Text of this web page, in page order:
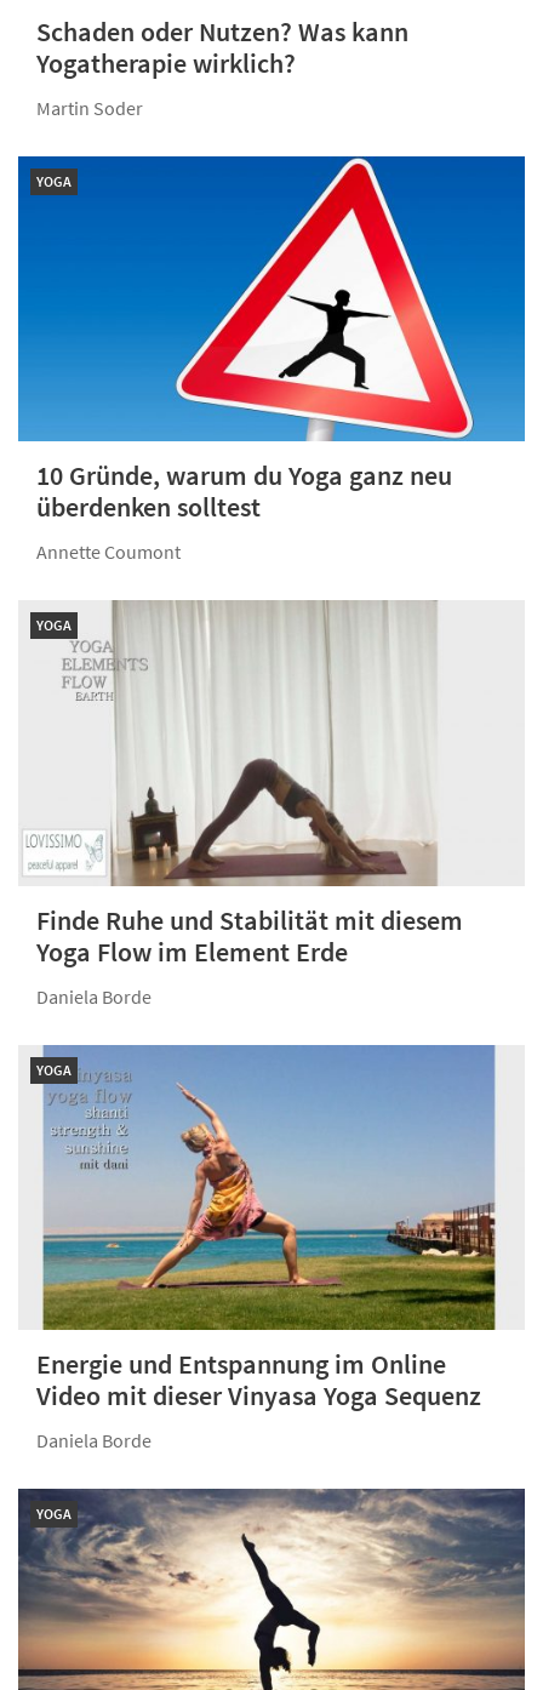
Schaden oder Nutzen? Was kann
Yogatherapie wirklich?
Martin Soder
YOGA
10 Gründe, warum du Yoga ganz neu
überdenken solltest
Annette Coumont
YOGA
Finde Ruhe und Stabilität mit diesem
Yoga Flow im Element Erde
Daniela Borde
YOGA
Energie und Entspannung im Online
Video mit dieser Vinyasa Yoga Sequenz
Daniela Borde
YOGA